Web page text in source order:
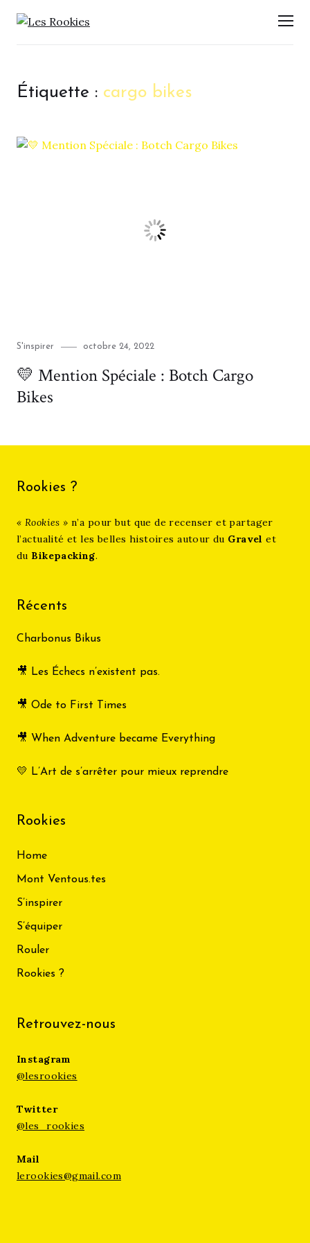
LES ROOKIES
Étiquette : cargo bikes
Category
S'inspirer
Posted
octobre 24, 2022
💛 Mention Spéciale : Botch Cargo
Bikes
Rookies ?
« Rookies »n’a pour but que de recenser et partager
l’actualité et les belles histoires autour du Gravel et
du Bikepacking.
Récents
Charbonus Bikus
🎥 Les Échecs n’existent pas.
🎥 Ode to First Times
🎥 When Adventure became Everything
💛 L’Art de s’arrêter pour mieux reprendre
Rookies
Home
Mont Ventous.tes
S’inspirer
S’équiper
Rouler
Rookies ?
Retrouvez-nous
Instagram
@lesrookies
Twitter
@les_rookies
Mail
lerookies@gmail.com